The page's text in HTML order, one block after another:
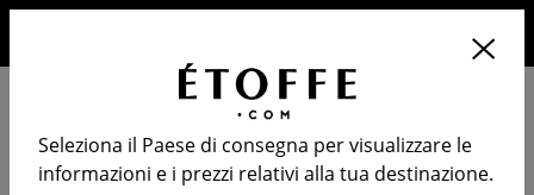
Seleziona il Paese di consegna per visualizzare le
informazioni e i prezzi relativi alla tua destinazione.